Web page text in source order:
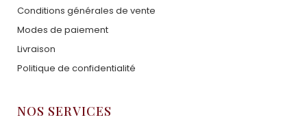
Conditions générales de vente
Modes de paiement
Livraison
Politique de confidentialité
NOS SERVICES